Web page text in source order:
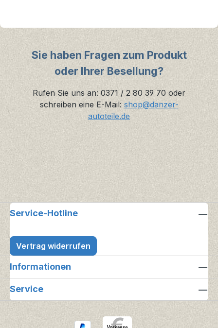
Sie haben Fragen zum Produkt
oder Ihrer Besellung?
Rufen Sie uns an: 0371 / 2 80 39 70 oder
schreiben eine E-Mail: shop@danzer-
autoteile.de
Service-Hotline
Vertrag widerrufen
Informationen
Service